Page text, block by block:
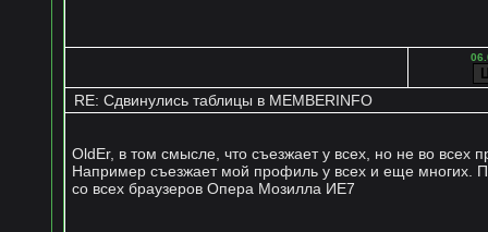
RE: Сдвинулись таблицы в MEMBERINFO
OldEr, в том смысле, что съезжает у всех, но не во всех
Например съезжает мой профиль у всех и еще многих.
со всех браузеров Опера Мозилла ИЕ7